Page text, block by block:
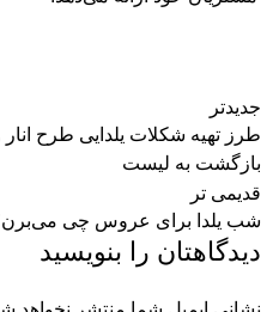
جدیدتر
طرز تهیه شکلات یلدایی طرح انار
بازگشت به لیست
قدیمی تر
شب یلدا برای عروس چی
دیدگاهتان را بنویسید